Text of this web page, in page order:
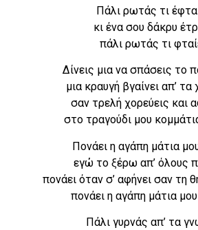
Πάλι ρωτάς τι
κι ένα σου δάκρυ
πάλι ρωτάς τι
Δίνεις μια να σπάσεις το
μια κραυγή βγαίνει απ’ τα
σαν τρελή χορεύεις και
στο τραγούδι μου
Πονάει η αγάπη μάτια
εγώ το ξέρω απ’ όλους
πονάει όταν σ’ αφήνει σαν τη
πονάει η αγάπη μάτια
Πάλι γυρνάς απ’ τα